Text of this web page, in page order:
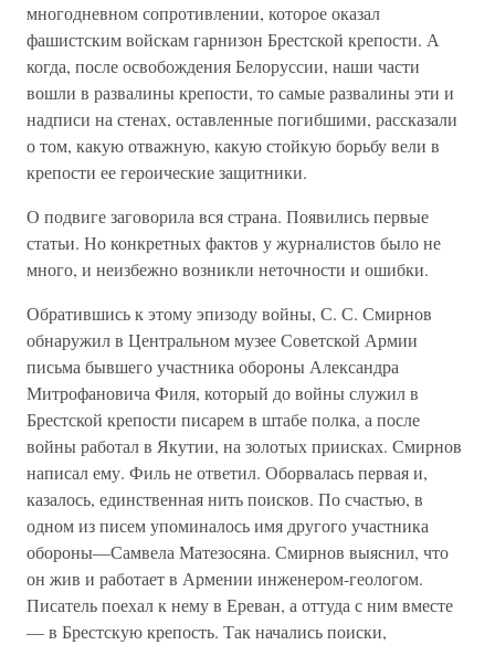
многодневном сопротивлении, которое оказал
фашистским войскам гарнизон Брестской крепости. А
когда, после освобождения Белоруссии, наши части
вошли в развалины крепости, то самые развалины эти и
надписи на стенах, оставленные погибшими, рассказали
о том, какую отважную, какую стойкую борьбу вели в
крепости ее героические защитники.
О подвиге заговорила вся страна. Появились первые
статьи. Но конкретных фактов у журналистов было не
много, и неизбежно возникли неточности и ошибки.
Обратившись к этому эпизоду войны, С. С. Смирнов
обнаружил в Центральном музее Советской Армии
письма бывшего участника обороны Александра
Митрофановича Филя, который до войны служил в
Брестской крепости писарем в штабе полка, а после
войны работал в Якутии, на золотых приисках. Смирнов
написал ему. Филь не ответил. Оборвалась первая и,
казалось, единственная нить поисков. По счастью, в
одном из писем упоминалось имя другого участника
обороны—Самвела Матезосяна. Смирнов выяснил, что
он жив и работает в Армении инженером-геологом.
Писатель поехал к нему в Ереван, а оттуда с ним вместе
— в Брестскую крепость. Так начались поиски,